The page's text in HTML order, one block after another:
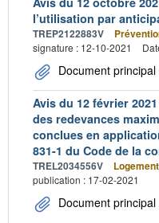
l’utilisation par
TREP2122883V
signature : 12-10-2021
Document principal
Avis du 12 février
des redevances
conclues en
831-1 du Code de la
TREL2034556V
publication : 17-02-2021
Document principal